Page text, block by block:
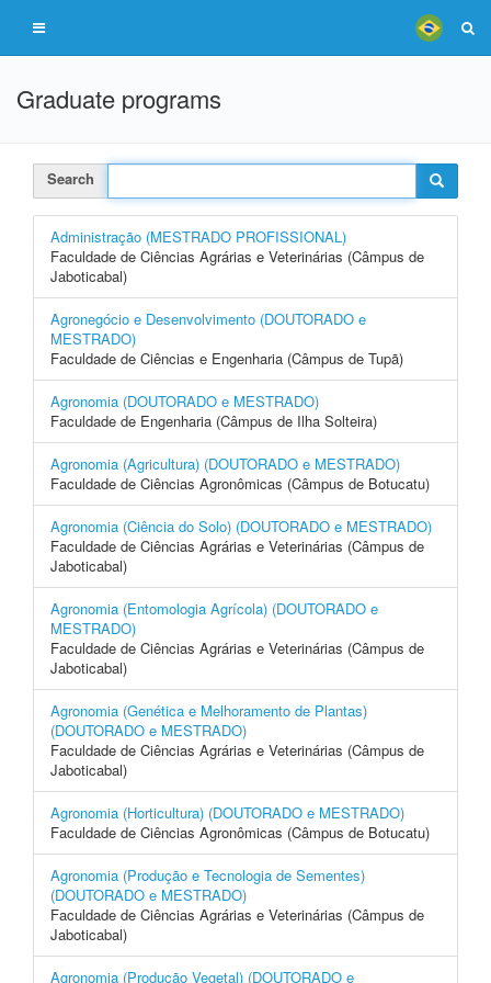
Graduate programs
Search
Administração (MESTRADO PROFISSIONAL)
Faculdade de Ciências Agrárias e Veterinárias (Câmpus de
Jaboticabal)
Agronegócio e Desenvolvimento (DOUTORADO e
MESTRADO)
Faculdade de Ciências e Engenharia (Câmpus de Tupã)
Agronomia (DOUTORADO e MESTRADO)
Faculdade de Engenharia (Câmpus de Ilha Solteira)
Agronomia (Agricultura) (DOUTORADO e MESTRADO)
Faculdade de Ciências Agronômicas (Câmpus de Botucatu)
Agronomia (Ciência do Solo) (DOUTORADO e MESTRADO)
Faculdade de Ciências Agrárias e Veterinárias (Câmpus de
Jaboticabal)
Agronomia (Entomologia Agrícola) (DOUTORADO e
MESTRADO)
Faculdade de Ciências Agrárias e Veterinárias (Câmpus de
Jaboticabal)
Agronomia (Genética e Melhoramento de Plantas)
(DOUTORADO e MESTRADO)
Faculdade de Ciências Agrárias e Veterinárias (Câmpus de
Jaboticabal)
Agronomia (Horticultura) (DOUTORADO e MESTRADO)
Faculdade de Ciências Agronômicas (Câmpus de Botucatu)
Agronomia (Produção e Tecnologia de Sementes)
(DOUTORADO e MESTRADO)
Faculdade de Ciências Agrárias e Veterinárias (Câmpus de
Jaboticabal)
Agronomia (Produção Vegetal) (DOUTORADO e